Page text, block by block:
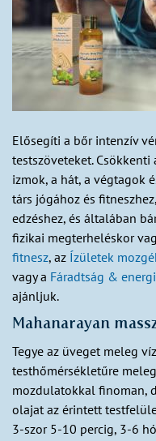
Elősegíti a bőr intenzív
testszöveteket.
izmok, a hát, a végtagok
társ jógához és
edzéshez, és általában
fizikai megterheléskor
fitnesz, az Ízületek
vagy a Fáradtság &
ajánljuk.
Mahanarayan
Tegye az üveget meleg
testhőmérsékletűre
mozdulatokkal finoman,
olajat az érintett
3-szor 5-10 percig, 3-6